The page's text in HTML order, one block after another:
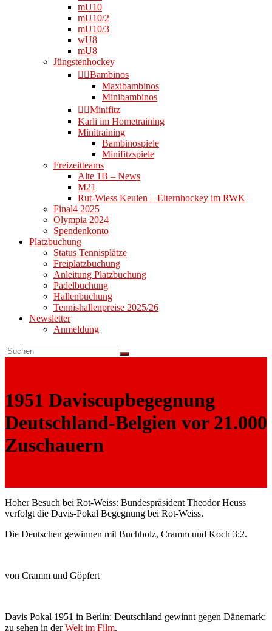
mU10
mU10/2
mU10/3
wU8
mU8
Jüngstenhockey
👉🏻Bambinos
Maxibambinos
Minibambinos
👉🏻Minifitz
Karli im Hometraining
Minitraining
Bambinospiele
Minifitzspiele
Freizeitteams
Alte 1B – News
M21
Rut-Wiess Keulen – Elternhockey im RWK
Final4 2025
Olympia 2024
Spendenkonto
Platzbuchung
Status Tennisplätze
Freiplatzbuchung
Anleitung Platzbuchung
Padelbuchung
Hallenbuchung
Tennishallenpreise 2025/26
Newsletter
Anmeldung
1951 Daviscupbegegnung
Deutschland-Belgien vor 21.000
Zuschauern
Hoher Besuch bei Rot-Weiss: Bundespräsident Theodor Heuss
verfolgt die Davis-Pokal Begegnung bei Rot-Weiss.
Die Deutschen gewinnen mit Buchholz, Cramm und Koch 3:2.
von Cramm und Göpfert
Davis Pokal 1951 in Berlin: Deutschland gewinnt gegen Dänemark;
zu sehen in derWelt im Film.